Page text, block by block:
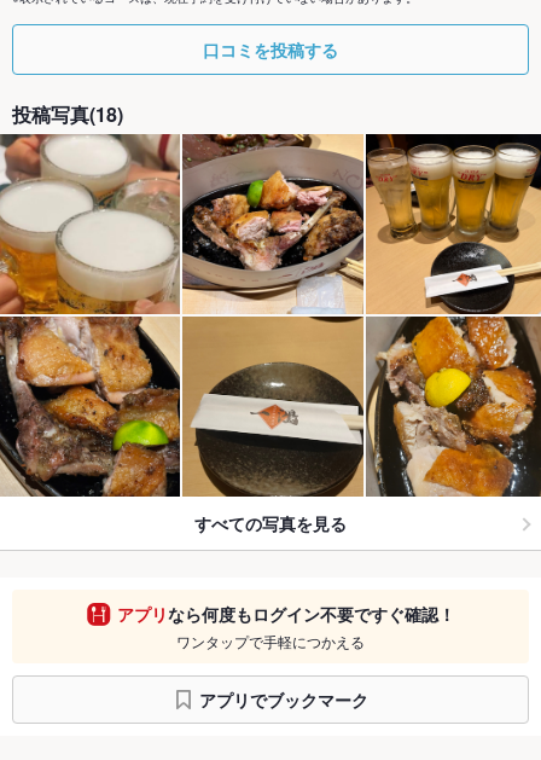
口コミを投稿する
投稿写真(18)
すべての写真を見る
アプリなら何度もログイン不要ですぐ確認！
ワンタップで手軽につかえる
アプリでブックマーク